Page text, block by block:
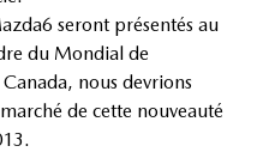
seront présentés au
du Mondial de
nous devrions
de cette nouveauté